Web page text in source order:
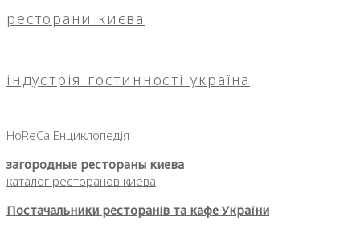
ресторани києва
індустрія гостинності україна
HoReCa Енциклопедія
загородные рестораны киева
каталог ресторанов киева
Постачальники ресторанів та кафе України